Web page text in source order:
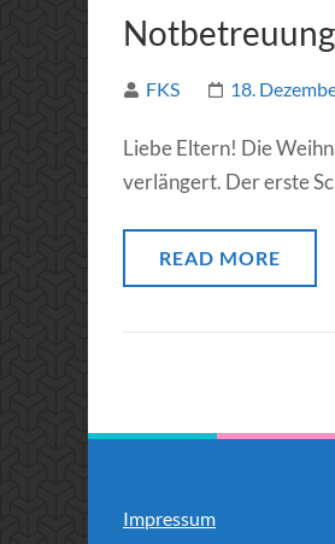
Notbetreuung
FKS 18.
Liebe Eltern! Die
verlängert. Der erste
READ MORE
Impressum